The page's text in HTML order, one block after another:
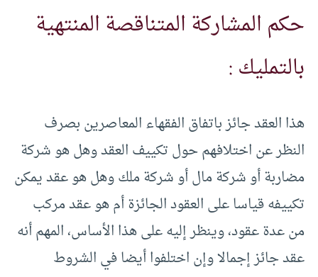
حكم المشاركة المتناقصة المنتهية
بالتمليك :
هذا العقد جائز باتفاق الفقهاء المعاصرين بصرف
النظر عن اختلافهم حول تكييف العقد وهل هو شركة
مضاربة أو شركة مال أو شركة ملك وهل هو عقد يمكن
تكييفه قياسا على العقود الجائزة أم هو عقد مركب
من عدة عقود، وينظر إليه على هذا الأساس، المهم أنه
عقد جائز إجمالا وإن اختلفوا أيضا في الشروط